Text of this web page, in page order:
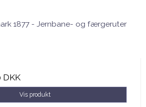
1877 - Jernbane- og færgeruter
DKK
Vis produkt